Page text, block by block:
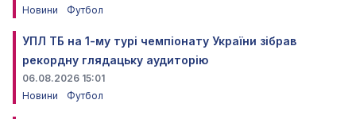
Новини
Футбол
УПЛ ТБ на 1-му турі чемпіонату України зібрав
рекордну глядацьку аудиторію
06.08.2026 15:01
Новини
Футбол